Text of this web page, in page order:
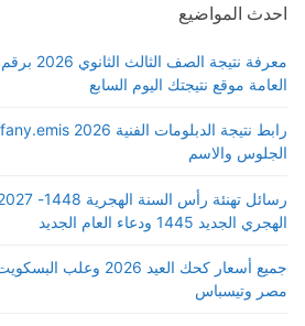
احدث المواضيع
معرفة
العامة موقع نتيجتك اليوم السابع
الجلوس والاسم
الهجري الجديد 1445 ودعاء العام الجديد
جميع أسعار كحك العيد
مصر وتيسباس